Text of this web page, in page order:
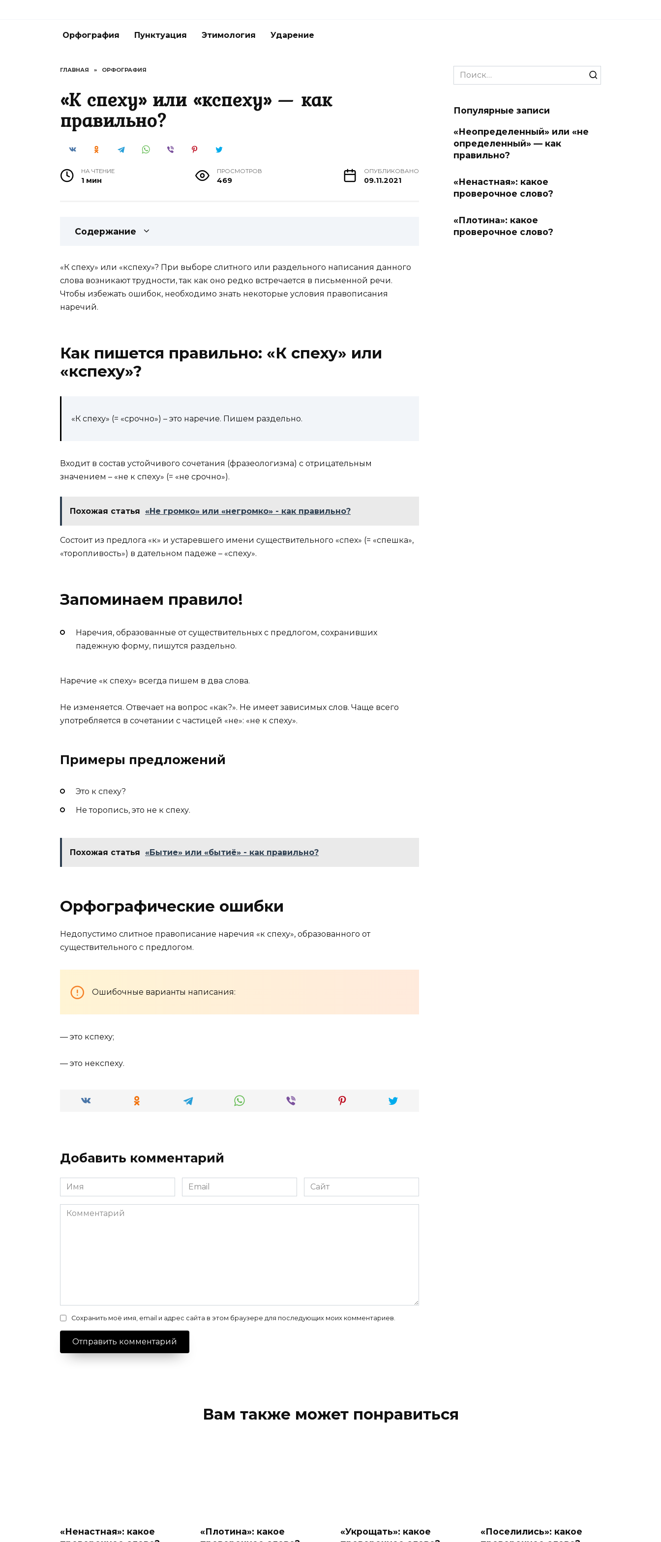
Орфография Пунктуация Этимология Ударение
ГЛАВНАЯ » ОРФОГРАФИЯ
«К спеху» или «кспеху» — как
правильно?
НА ЧТЕНИЕ
1 мин
ПРОСМОТРОВ
469
ОПУБЛИКОВАНО
09.11.2021
Содержание
«К спеху» или «кспеху»? При выборе слитного или раздельного написания данного
слова возникают трудности, так как оно редко встречается в письменной речи.
Чтобы избежать ошибок, необходимо знать некоторые условия правописания
наречий.
Как пишется правильно: «К спеху» или
«кспеху»?
«К спеху» (= «срочно») – это наречие. Пишем раздельно.
Входит в состав устойчивого сочетания (фразеологизма) с отрицательным
значением – «не к спеху» (= «не срочно»).
Похожая статья «Не громко» или «негромко» - как правильно?
Состоит из предлога «к» и устаревшего имени существительного «спех» (= «спешка»,
«торопливость») в дательном падеже – «спеху».
Запоминаем правило!
Наречия, образованные от существительных с предлогом, сохранивших
падежную форму, пишутся раздельно.
Наречие «к спеху» всегда пишем в два слова.
Не изменяется. Отвечает на вопрос «как?». Не имеет зависимых слов. Чаще всего
употребляется в сочетании с частицей «не»: «не к спеху».
Примеры предложений
Это к спеху?
Не торопись, это не к спеху.
Похожая статья «Бытие» или «бытиё» - как правильно?
Орфографические ошибки
Недопустимо слитное правописание наречия «к спеху», образованного от
существительного с предлогом.
Ошибочные варианты написания:
— это кспеху;
— это некспеху.
Добавить комментарий
Имя
*
Email
*
Сайт
Комментарий
Сохранить моё имя, email и адрес сайта в этом браузере для последующих моих комментариев.
Search
for:
Популярные записи
«Неопределенный» или «не
определенный» — как
правильно?
«Ненастная»: какое
проверочное слово?
«Плотина»: какое
проверочное слово?
Вам также может понравиться
«Ненастная»: какое
«Плотина»: какое
«Укрощать»: какое
«Поселились»: какое